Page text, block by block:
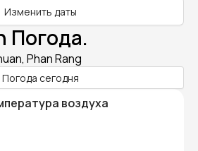
Изменить даты
Погода.
Phan Rang
Погода сегодня
воздуха